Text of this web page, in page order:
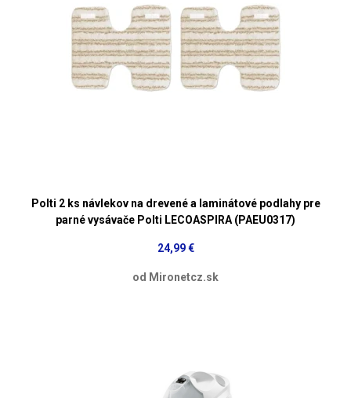
Polti 2 ks návlekov na drevené a laminátové podlahy pre
parné vysávače Polti LECOASPIRA (PAEU0317)
24,99 €
od Mironetcz.sk